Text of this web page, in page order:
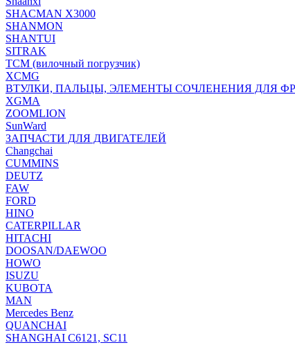
SHACMAN X3000
SHANMON
SHANTUI
SITRAK
TCM (вилочный погрузчик)
XCMG
ВТУЛКИ, ПАЛЬЦЫ, ЭЛЕМЕНТЫ СОЧЛЕНЕНИЯ ДЛЯ
XGMA
ZOOMLION
SunWard
ЗАПЧАСТИ ДЛЯ ДВИГАТЕЛЕЙ
Changchai
CUMMINS
DEUTZ
FAW
FORD
HINO
CATERPILLAR
HITACHI
DOOSAN/DAEWOO
HOWO
ISUZU
KUBOTA
MAN
Mercedes Benz
QUANCHAI
SHANGHAI C6121, SC11